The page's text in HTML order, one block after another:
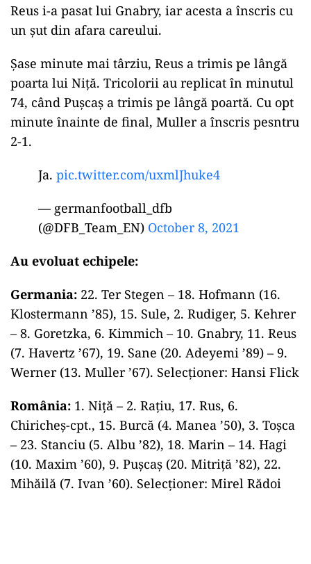
Reus i-a pasat lui Gnabry, iar acesta a înscris cu
un șut din afara careului.
Șase minute mai târziu, Reus a trimis pe lângă
poarta lui Niță. Tricolorii au replicat în minutul
74, când Pușcaș a trimis pe lângă poartă. Cu opt
minute înainte de final, Muller a înscris pesntru
2-1.
Ja. pic.twitter.com/uxmlJhuke4
— germanfootball_dfb
(@DFB_Team_EN) October 8, 2021
Au evoluat echipele:
Germania: 22. Ter Stegen – 18. Hofmann (16.
Klostermann ’85), 15. Sule, 2. Rudiger, 5. Kehrer
– 8. Goretzka, 6. Kimmich – 10. Gnabry, 11. Reus
(7. Havertz ’67), 19. Sane (20. Adeyemi ’89) – 9.
Werner (13. Muller ’67). Selecţioner: Hansi Flick
România: 1. Niţă – 2. Raţiu, 17. Rus, 6.
Chiricheş-cpt., 15. Burcă (4. Manea ’50), 3. Toşca
– 23. Stanciu (5. Albu ’82), 18. Marin – 14. Hagi
(10. Maxim ’60), 9. Puşcaş (20. Mitriţă ’82), 22.
Mihăilă (7. Ivan ’60). Selecţioner: Mirel Rădoi